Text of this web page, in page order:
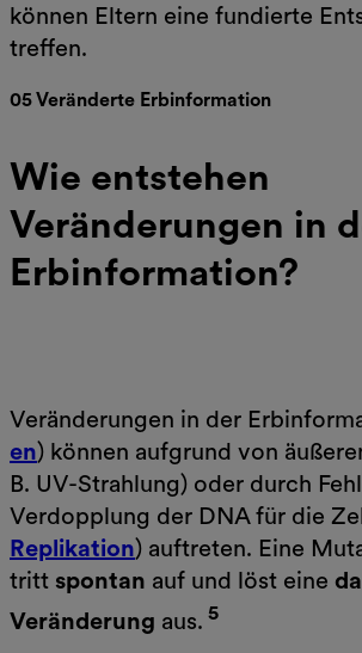
können Eltern eine fundierte
treffen.
05 Veränderte Erbinformation
Wie entstehen
Veränderungen in
Erbinformation?
Veränderungen in der
en) können aufgrund von
B. UV-Strahlung) oder durch
Verdopplung der DNA für die
Replikation) auftreten. Eine
tritt spontan auf und löst eine
Veränderung aus. 5